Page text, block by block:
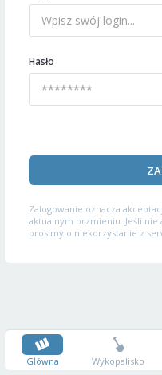
Hasło
Zalogowanie oznacza
aktualnym brzmieniu. Jeśli nie
prosimy o niekorzystanie z
Główna Wykopalisko